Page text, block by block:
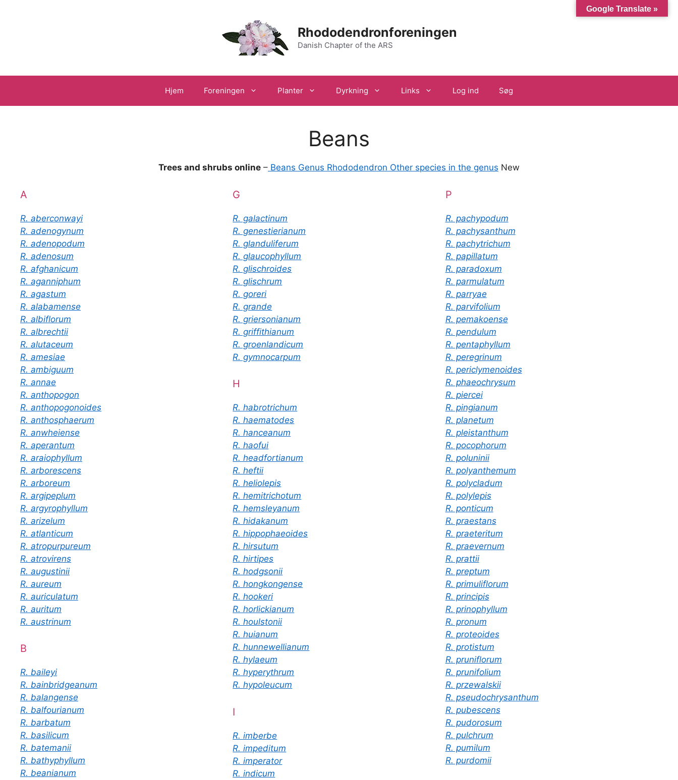
Rhododendronforeningen
Danish Chapter of the ARS
Hjem Foreningen Planter Dyrkning Links Log ind Søg
Beans
Trees and shrubs online – Beans Genus Rhododendron Other species in the genus New
A
R. aberconwayi
R. adenogynum
R. adenopodum
R. adenosum
R. afghanicum
R. aganniphum
R. agastum
R. alabamense
R. albiflorum
R. albrechtii
R. alutaceum
R. amesiae
R. ambiguum
R. annae
R. anthopogon
R. anthopogonoides
R. anthosphaerum
R. anwheiense
R. aperantum
R. araiophyllum
R. arborescens
R. arboreum
R. argipeplum
R. argyrophyllum
R. arizelum
R. atlanticum
R. atropurpureum
R. atrovirens
R. augustinii
R. aureum
R. auriculatum
R. auritum
R. austrinum
B
R. baileyi
R. bainbridgeanum
R. balangense
R. balfourianum
R. barbatum
R. basilicum
R. batemanii
R. bathyphyllum
R. beanianum
G
R. galactinum
R. genestierianum
R. glanduliferum
R. glaucophyllum
R. glischroides
R. glischrum
R. goreri
R. grande
R. griersonianum
R. griffithianum
R. groenlandicum
R. gymnocarpum
H
R. habrotrichum
R. haematodes
R. hanceanum
R. haofui
R. headfortianum
R. heftii
R. heliolepis
R. hemitrichotum
R. hemsleyanum
R. hidakanum
R. hippophaeoides
R. hirsutum
R. hirtipes
R. hodgsonii
R. hongkongense
R. hookeri
R. horlickianum
R. houlstonii
R. huianum
R. hunnewellianum
R. hylaeum
R. hyperythrum
R. hypoleucum
I
R. imberbe
R. impeditum
R. imperator
R. indicum
P
R. pachypodum
R. pachysanthum
R. pachytrichum
R. papillatum
R. paradoxum
R. parmulatum
R. parryae
R. parvifolium
R. pemakoense
R. pendulum
R. pentaphyllum
R. peregrinum
R. periclymenoides
R. phaeochrysum
R. piercei
R. pingianum
R. planetum
R. pleistanthum
R. pocophorum
R. poluninii
R. polyanthemum
R. polycladum
R. polylepis
R. ponticum
R. praestans
R. praeteritum
R. praevernum
R. prattii
R. preptum
R. primuliflorum
R. principis
R. prinophyllum
R. pronum
R. proteoides
R. protistum
R. pruniflorum
R. prunifolium
R. przewalskii
R. pseudochrysanthum
R. pubescens
R. pudorosum
R. pulchrum
R. pumilum
R. purdomii
Google Translate »